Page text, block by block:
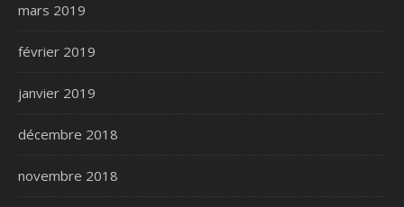
mars 2019
février 2019
janvier 2019
décembre 2018
novembre 2018